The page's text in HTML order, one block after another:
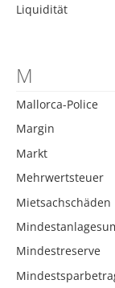
Liquidität
M
Mallorca-Police
Margin
Markt
Mehrwertsteuer
Mietsachschäden
Mindestreserve